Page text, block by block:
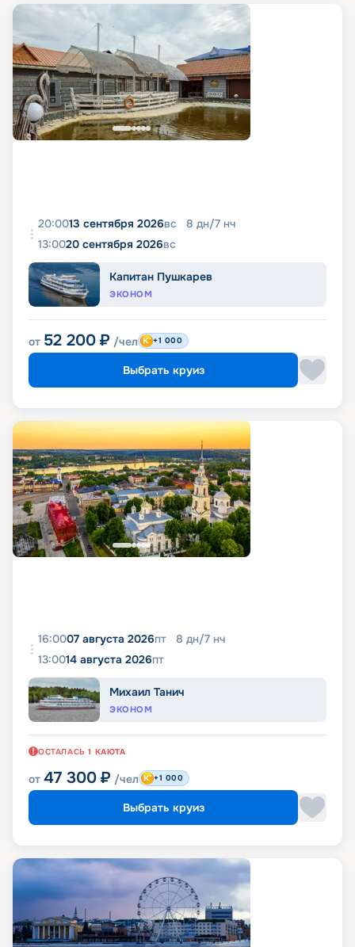
20:0013 сентября 2026вс 8 дн/7 нч
13:0020 сентября 2026вс
Капитан Пушкарев
ЭКОНОМ
от 52 200 ₽ /чел +1 000
Выбрать круиз
16:0007 августа 2026пт 8 дн/7 нч
13:0014 августа 2026пт
Михаил Танич
ЭКОНОМ
ОСТАЛАСЬ 1 КАЮТА
от 47 300 ₽ /чел +1 000
Выбрать круиз